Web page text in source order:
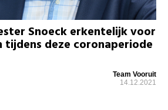
Snoeck erkentelijk voor
tijdens deze coronaperiode
Team Vooruit
14.12.2021